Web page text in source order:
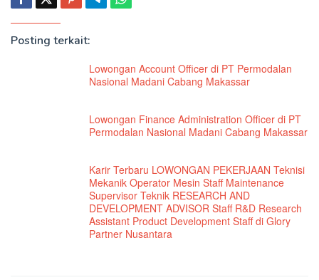
Posting terkait:
Lowongan Account Officer di PT Permodalan
Nasional Madani Cabang Makassar
Lowongan Finance Administration Officer di PT
Permodalan Nasional Madani Cabang Makassar
Karir Terbaru LOWONGAN PEKERJAAN Teknisi
Mekanik Operator Mesin Staff Maintenance
Supervisor Teknik RESEARCH AND
DEVELOPMENT ADVISOR Staff R&D Research
Assistant Product Development Staff di Glory
Partner Nusantara